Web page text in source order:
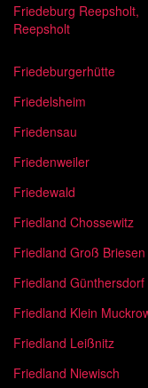
Friedeburg Reepsholt,
Reepsholt
Friedeburgerhütte
Friedelsheim
Friedensau
Friedenweiler
Friedewald
Friedland Chossewitz
Friedland Groß Briesen
Friedland Günthersdorf
Friedland Klein
Friedland Leißnitz
Friedland Niewisch